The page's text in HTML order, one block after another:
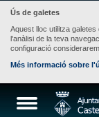
Ús de galetes
Aquest lloc utilitza
l'anàlisi de la teva
configuració
Més informació sobre